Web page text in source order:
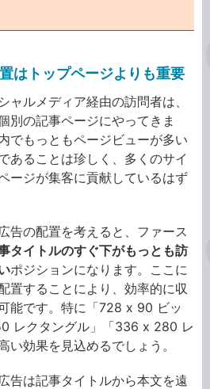
はトップページよりも重要
ルメディア経由の訪問者は、
別の記事ページにやってきま
でもっともページビューが多い
あることは珍しく、多くのサイ
ージが集客に貢献しているはず
告の配置を考えると、ファース
タイトルのすぐ下がもっとも訪
ポジションになります。ここに
置することにより、効率的に収
能です。特に「728 x 90 ビッ
レクタングル」「336 x 280 レ
い効果を見込めるでしょう。
告は記事タイトルから本文を遠